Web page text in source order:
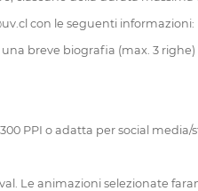
con le seguenti informazioni:
breve biografia (max. 3 righe)
PPI o adatta per social media/
Le animazioni selezionate